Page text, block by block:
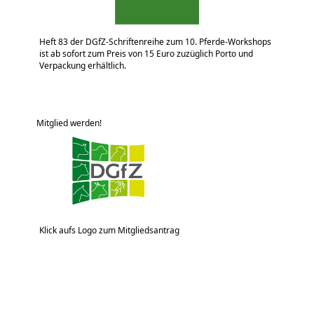
Heft 83 der DGfZ-Schriftenreihe zum 10. Pferde-Workshops
ist ab sofort zum Preis von 15 Euro zuzüglich Porto und
Verpackung erhältlich.
Mitglied werden!
Klick aufs Logo zum Mitgliedsantrag